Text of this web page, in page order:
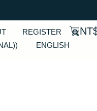
REGISTER
) ENGLISH